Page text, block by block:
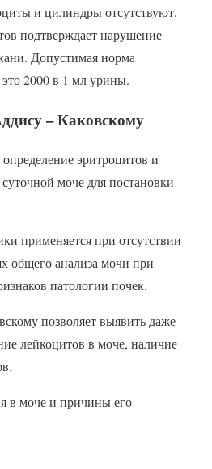
и цилиндры отсутствуют.
подтверждает нарушение
Допустимая норма
2000 в 1 мл урины.
– Каковскому
эритроцитов и
моче для постановки
применяется при отсутствии
общего анализа мочи при
патологии почек.
позволяет выявить даже
лейкоцитов в моче, наличие
в моче и причины его